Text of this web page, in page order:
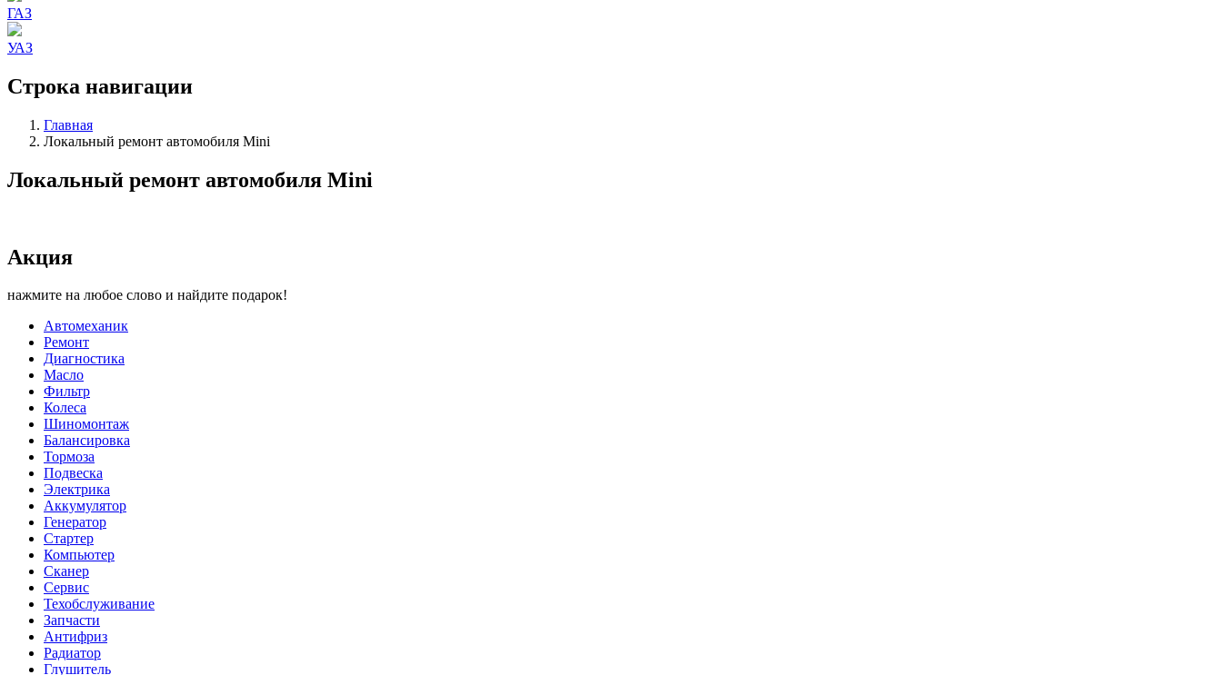
ГАЗ
УАЗ
Строка навигации
Главная
Локальный ремонт автомобиля Mini
Локальный ремонт автомобиля Mini
Акция
нажмите на любое слово и найдите подарок!
Автомеханик
Ремонт
Диагностика
Масло
Фильтр
Колеса
Шиномонтаж
Балансировка
Тормоза
Подвеска
Электрика
Аккумулятор
Генератор
Стартер
Компьютер
Сканер
Сервис
Техобслуживание
Запчасти
Антифриз
Радиатор
Глушитель